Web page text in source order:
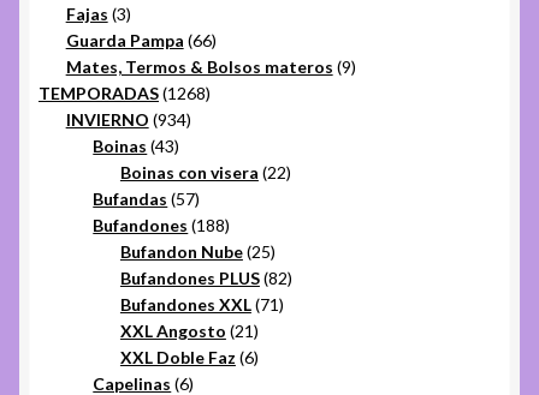
Fajas 33
productos
Guarda Pampa 6666
productos
Mates, Termos & Bolsos materos 99
TEMPORADAS 12681268
INVIERNO 934934
Boinas 4343
productos
Boinas con visera 2222
Bufandas 5757
productos
Bufandones 188188
productos
Bufandon Nube 2525
productos
Bufandones PLUS 8282
Bufandones XXL 7171
XXL Angosto 2121
productos
XXL Doble Faz 66
Capelinas 66